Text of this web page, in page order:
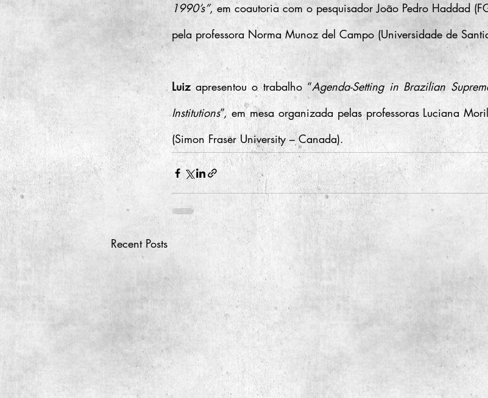
1990’s”, em coautoria com o pesquisador João Pedro Haddad
pela professora Norma Munoz del Campo (Universidade de
Luiz apresentou o trabalho “Agenda-Setting in Brazilian
Institutions”, em mesa organizada pelas professoras Luciana
(Simon Fraser University – Canada).
Recent Posts